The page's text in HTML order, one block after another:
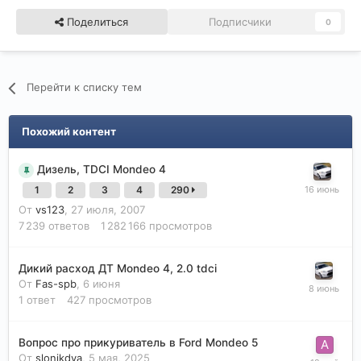
Поделиться Подписчики 0
Перейти к списку тем
Похожий контент
Дизель, TDCI Mondeo 4
1 2 3 4 290
От vs123 27 июля, 2007
7 239 ответов 1 282 166 просмотров
Дикий расход ДТ Mondeo 4, 2.0 tdci
От Fas-spb 6 июня
1 ответ 427 просмотров
Вопрос про прикуриватель в Ford Mondeo 5
От slonikdva 5 мая, 2025